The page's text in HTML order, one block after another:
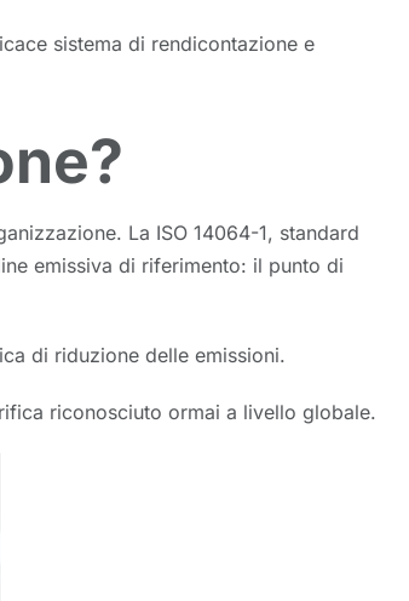
sistema di rendicontazione e
La ISO 14064-1, standard
emissiva di riferimento: il punto di
di riduzione delle emissioni.
riconosciuto ormai a livello globale.